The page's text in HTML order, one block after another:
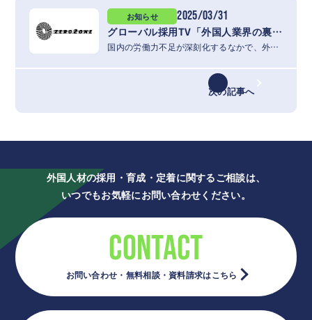
お知らせ 2025/03/31
グローバル採用TV「外国人業界の裏話②経営者たちの新年会に参加してみたら」に出演いたしました
国内の労働力不足が深刻化するなかで、外国人材の活用は企業経営において欠かせないテ…
次の記事へ
外国人材の採用・育成・定着に関するご相談は、
いつでもお気軽にお問い合わせください。
CONTACT
お問い合わせ・無料相談・資料請求はこちら